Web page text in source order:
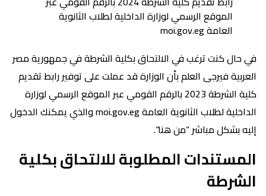
الموقع الرسمي لوزارة الداخلية لطلاب الثانوية
العامة moi.gov.eg
في حال كنت ترغب في الالتحاق بكلية الشرطة في جمهورية مصر
العربية فيرجى العلم بأن الوزارة قد عملت على توفير رابط تقديم
كلية الشرطة 2023 بالرقم القومي عبر الموقع الرسمي لوزارة
الداخلية لطلاب الثانوية العامة moi.gov.eg والذي يمكنك الدخول
إليه بشكل مباشر “من هنا“.
المستندات المطلوبة للالتحاق بكلية
الشرطة